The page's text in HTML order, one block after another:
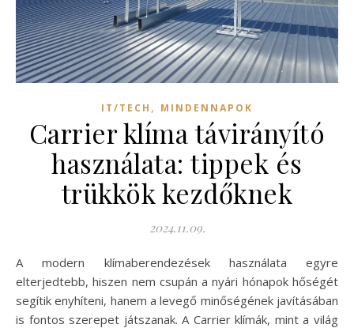
IT/TECH , MINDENNAPOK
Carrier klíma távirányító
használata: tippek és
trükkök kezdőknek
2024.11.09.
A modern klímaberendezések használata egyre
elterjedtebb, hiszen nem csupán a nyári hónapok hőségét
segítik enyhíteni, hanem a levegő minőségének javításában
is fontos szerepet játszanak. A Carrier klímák, mint a világ